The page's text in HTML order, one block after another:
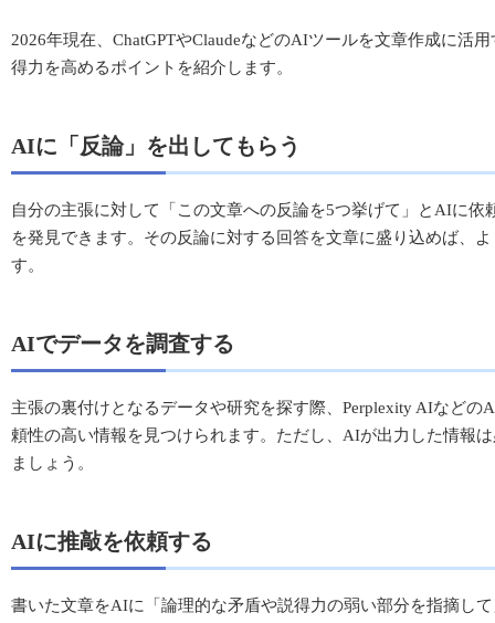
2026年現在、ChatGPTやClaudeなどのAIツールを文章作成に活
得力を高めるポイントを紹介します。
AIに「反論」を出してもらう
自分の主張に対して「この文章への反論を5つ挙げて」とAIに
を発見できます。その反論に対する回答を文章に盛り込めば、
す。
AIでデータを調査する
主張の裏付けとなるデータや研究を探す際、Perplexity AIなど
頼性の高い情報を見つけられます。ただし、AIが出力した情報
ましょう。
AIに推敲を依頼する
書いた文章をAIに「論理的な矛盾や説得力の弱い部分を指摘し